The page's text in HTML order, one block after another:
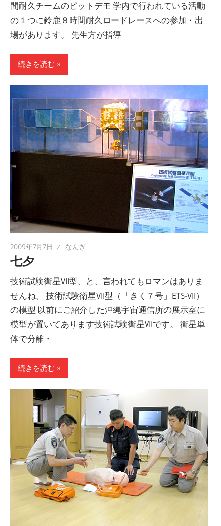
間耐久チームのピットデモ 学内で行われている活動
の１つに鈴鹿８時間耐久ロードレースへの参加・出
場があります。 先生方が指導
続きを読む
2009年7月7日 なんぎ
七夕
技術試験衛星VII型、と、言われてもロマンはありま
せんね。 技術試験衛星VII型（「きく７号」ETS-VII）
の模型 以前にご紹介した沖縄宇宙通信所の展示室に
模型が置いてあります技術試験衛星VIIです。 衛星単
体で分離・
続きを読む